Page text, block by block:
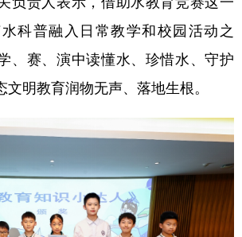
科普融入日常教学和校园活动之
、赛、演中读懂水、珍惜水、守护
文明教育润物无声、落地生根。